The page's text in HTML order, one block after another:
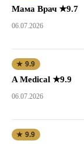
Мама Врач ★9.7
06.07.2026
★ 9.9
A Medical ★9.9
06.07.2026
★ 9.9